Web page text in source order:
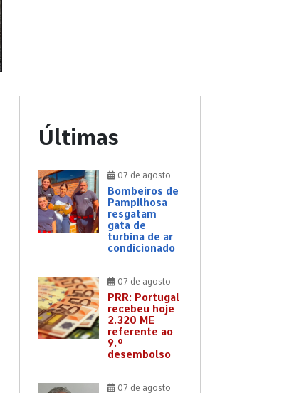
Últimas
07 de agosto
Bombeiros de
Pampilhosa
resgatam
gata de
turbina de ar
condicionado
07 de agosto
PRR: Portugal
recebeu hoje
2.320 ME
referente ao
9.º
desembolso
07 de agosto